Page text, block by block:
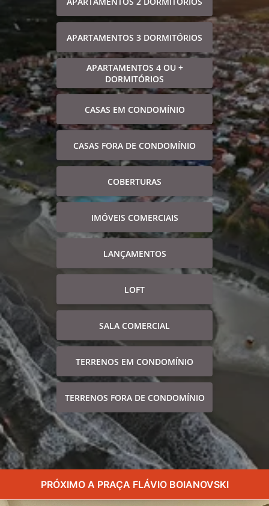
APARTAMENTOS 3 DORMITÓRIOS
APARTAMENTOS 4 OU +
DORMITÓRIOS
CASAS EM CONDOMÍNIO
CASAS FORA DE CONDOMÍNIO
COBERTURAS
IMÓVEIS COMERCIAIS
LANÇAMENTOS
LOFT
SALA COMERCIAL
TERRENOS EM CONDOMÍNIO
TERRENOS FORA DE CONDOMÍNIO
PRÓXIMO A PRAÇA FLÁVIO BOIANOVSKI